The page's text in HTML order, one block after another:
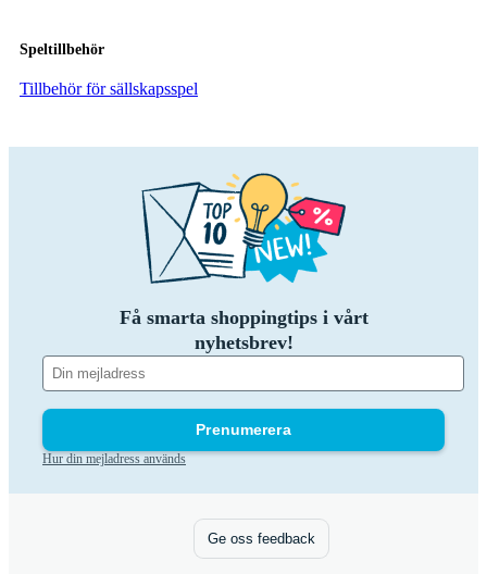
Speltillbehör
Tillbehör för sällskapsspel
Få smarta shoppingtips i vårt
nyhetsbrev!
Prenumerera
Hur din mejladress används
Ge oss feedback